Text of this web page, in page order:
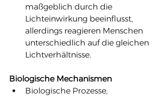
maßgeblich durch die
Lichteinwirkung beeinflusst,
allerdings reagieren Menschen
unterschiedlich auf die gleichen
Lichtverhältnisse.
Biologische Mechanismen
Biologische Prozesse,